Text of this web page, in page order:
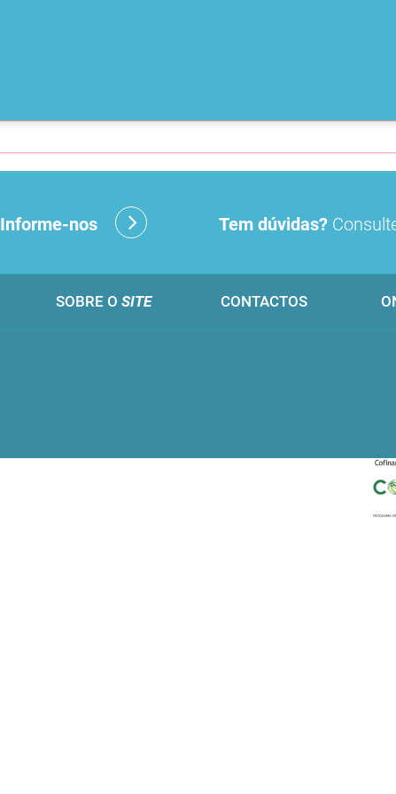
Informe-nos Tem dúvidas?
SOBRE O SITE CONTACTOS